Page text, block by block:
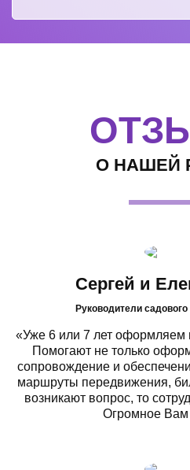
О НАШЕЙ
Сергей и
Руководители
«Уже 6 или 7 лет оформляем
Помогают не только
сопровождение и
маршруты передвижения,
возникают вопрос, то
Огромное Вам